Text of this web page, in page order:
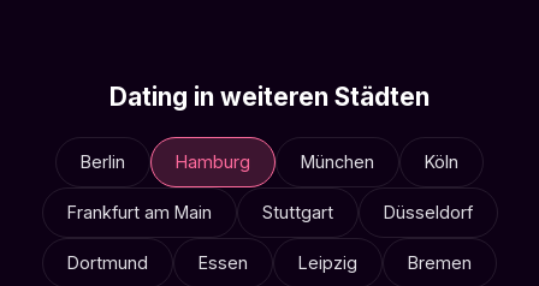
Dating in weiteren Städten
Berlin Hamburg München Köln
Frankfurt am Main Stuttgart Düsseldorf
Dortmund Essen Leipzig Bremen